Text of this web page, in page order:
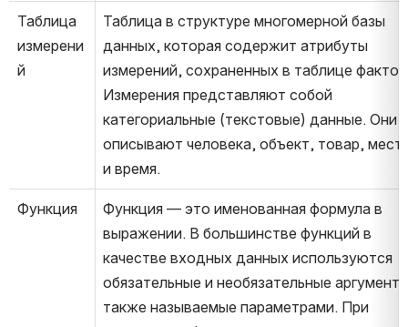
Таблица
измерени
й
Таблица в структуре многомерной базы
данных, которая содержит атрибуты
измерений, сохраненных в таблице
Измерения представляют собой
категориальные (текстовые) данные. Они
описывают человека, объект, товар,
и время.
Функция
Функция — это именованная формула в
выражении. В большинстве функций в
качестве входных данных используются
обязательные и необязательные
также называемые параметрами. При